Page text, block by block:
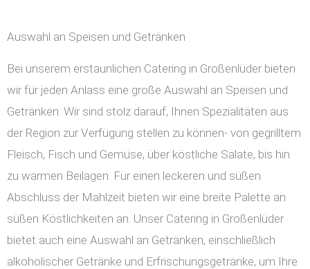
Auswahl an Speisen und Getränken
Bei unserem erstaunlichen Catering in Großenlüder bieten
wir für jeden Anlass eine große Auswahl an Speisen und
Getränken. Wir sind stolz darauf, Ihnen Spezialitäten aus
der Region zur Verfügung stellen zu können- von gegrilltem
Fleisch, Fisch und Gemüse, über köstliche Salate, bis hin
zu warmen Beilagen. Für einen leckeren und süßen
Abschluss der Mahlzeit bieten wir eine breite Palette an
süßen Köstlichkeiten an. Unser Catering in Großenlüder
bietet auch eine Auswahl an Getränken, einschließlich
alkoholischer Getränke und Erfrischungsgetränke, um Ihre